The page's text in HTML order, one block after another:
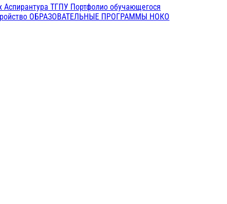
Аспирантура ТГПУ Портфолио обучающегося
ОБРАЗОВАТЕЛЬНЫЕ ПРОГРАММЫ НОКО